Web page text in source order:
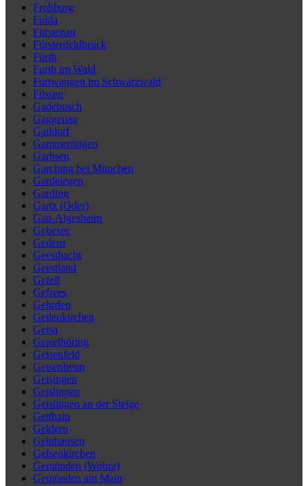
Frohburg
Fulda
Fürstenau
Fürstenfeldbruck
Fürth
Furth im Wald
Furtwangen im Schwarzwald
Füssen
Gadebusch
Gaggenau
Gaildorf
Gammertingen
Garbsen
Garching bei München
Gardelegen
Garding
Gartz (Oder)
Gau-Algesheim
Gebesee
Gedern
Geesthacht
Geestland
Gefell
Gefrees
Gehrden
Geilenkirchen
Geisa
Geiselhöring
Geisenfeld
Geisenheim
Geisingen
Geislingen
Geislingen an der Steige
Geithain
Geldern
Gelnhausen
Gelsenkirchen
Gemünden (Wohra)
Gemünden am Main